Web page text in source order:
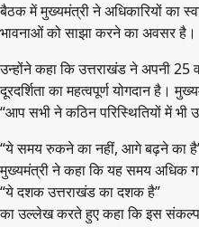
बैठक में मुख्यमंत्री ने अधिकारियों का
भावनाओं को साझा करने का अवसर है।
उन्होंने कहा कि उत्तराखंड ने अपनी 25
दूरदर्शिता का महत्वपूर्ण योगदान है।
“आप सभी ने कठिन परिस्थितियों में
“ये समय रुकने का नहीं, आगे बढ़ने का
मुख्यमंत्री ने कहा कि यह समय अधिक
“ये दशक उत्तराखंड का दशक है”
का उल्लेख करते हुए कहा कि इस संकल्प